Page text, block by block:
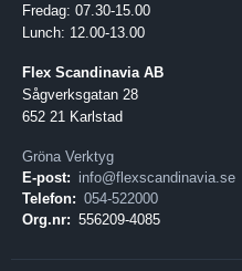
Fredag: 07.30-15.00
Lunch: 12.00-13.00
Flex Scandinavia AB
Sågverksgatan 28
652 21 Karlstad
Gröna Verktyg
E-post: info@flexscandinavia.se
Telefon: 054-522000
Org.nr: 556209-4085